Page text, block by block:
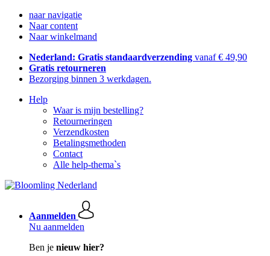
naar navigatie
Naar content
Naar winkelmand
Nederland: Gratis standaardverzending vanaf € 49,90
Gratis retourneren
Bezorging binnen 3 werkdagen.
Help
Waar is mijn bestelling?
Retourneringen
Verzendkosten
Betalingsmethoden
Contact
Alle help-thema`s
Aanmelden
Nu aanmelden
Ben je nieuw hier?